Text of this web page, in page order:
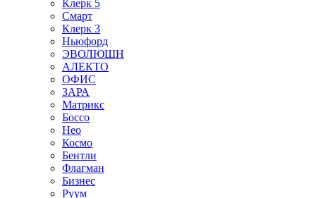
Клерк 5
Смарт
Клерк 3
Ньюфорд
ЭВОЛЮШН
АЛЕКТО
ОФИС
ЗАРА
Матрикс
Боссо
Нео
Космо
Бентли
Флагман
Бизнес
Руум